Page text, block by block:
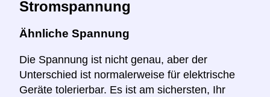
Stromspannung
Ähnliche Spannung
Die Spannung ist nicht genau, aber der
Unterschied ist normalerweise für elektrische
Geräte tolerierbar. Es ist am sichersten, Ihr